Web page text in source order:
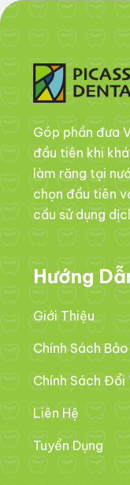
Góp phần đưa
đầu tiên khi
làm răng tại
chọn đầu tiên
cầu sử dụng
Hướng
Giới Thiệu
Chính Sách
Chính Sách Đổi
Liên Hệ
Tuyển Dụng